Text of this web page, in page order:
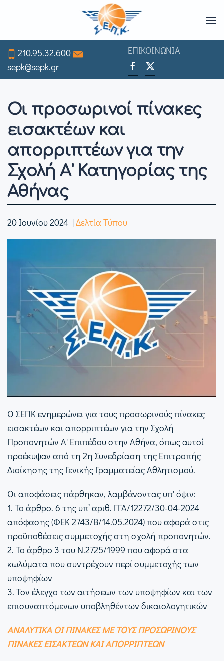
to
main
content
210.95.32.600
sepk@sepk.gr
ΕΠΙΚΟΙΝΩΝΙΑ
Οι προσωρινοί πίνακες
εισακτέων και
απορριπτέων για την
Σχολή Α' Κατηγορίας της
Αθήνας
20 Ιουνίου 2024 |Δελτία Τύπου
Ο ΣΕΠΚ ενημερώνει για τους προσωρινούς πίνακες
εισακτέων και απορριπτέων για την Σχολή
Προπονητών Α' Επιπέδου στην Αθήνα, όπως αυτοί
προέκυψαν από τη 2η Συνεδρίαση της Επιτροπής
Διοίκησης της Γενικής Γραμματείας Αθλητισμού.
Οι αποφάσεις πάρθηκαν, λαμβάνοντας υπ' όψιν:
1. Το άρθρο. 6 της υπ’ αριθ. ΓΓΑ/12272/30-04-2024
απόφασης (ΦΕΚ 2743/Β/14.05.2024) που αφορά στις
προϋποθέσεις συμμετοχής στη σχολή προπονητών.
2. Το άρθρο 3 του Ν.2725/1999 που αφορά στα
κωλύματα που συντρέχουν περί συμμετοχής των
υποψηφίων
3. Τον έλεγχο των αιτήσεων των υποψηφίων και των
επισυναπτόμενων υποβληθέντων δικαιολογητικών
ΑΝΑΛΥΤΙΚΑ ΟΙ ΠΙΝΑΚΕΣ ΜΕ ΤΟΥΣ ΠΡΟΣΩΡΙΝΟΥΣ
ΠΙΝΑΚΕΣ ΕΙΣΑΚΤΕΩΝ ΚΑΙ ΑΠΟΡΡΙΠΤΕΩΝ